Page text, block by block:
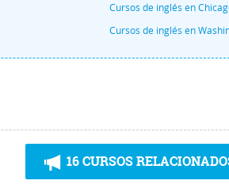
Cursos de inglés en
Cursos de inglés en
16 CURSOS